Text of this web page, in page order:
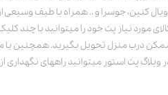
کنین، جوسرا و .. همراه با طیف وسیعی
مورد نیاز پت خود را میتوانید با چند
درب منزل تحویل بگیرید. همچنین با
وبلاگ پت استور میتوانید راههای نگهداری